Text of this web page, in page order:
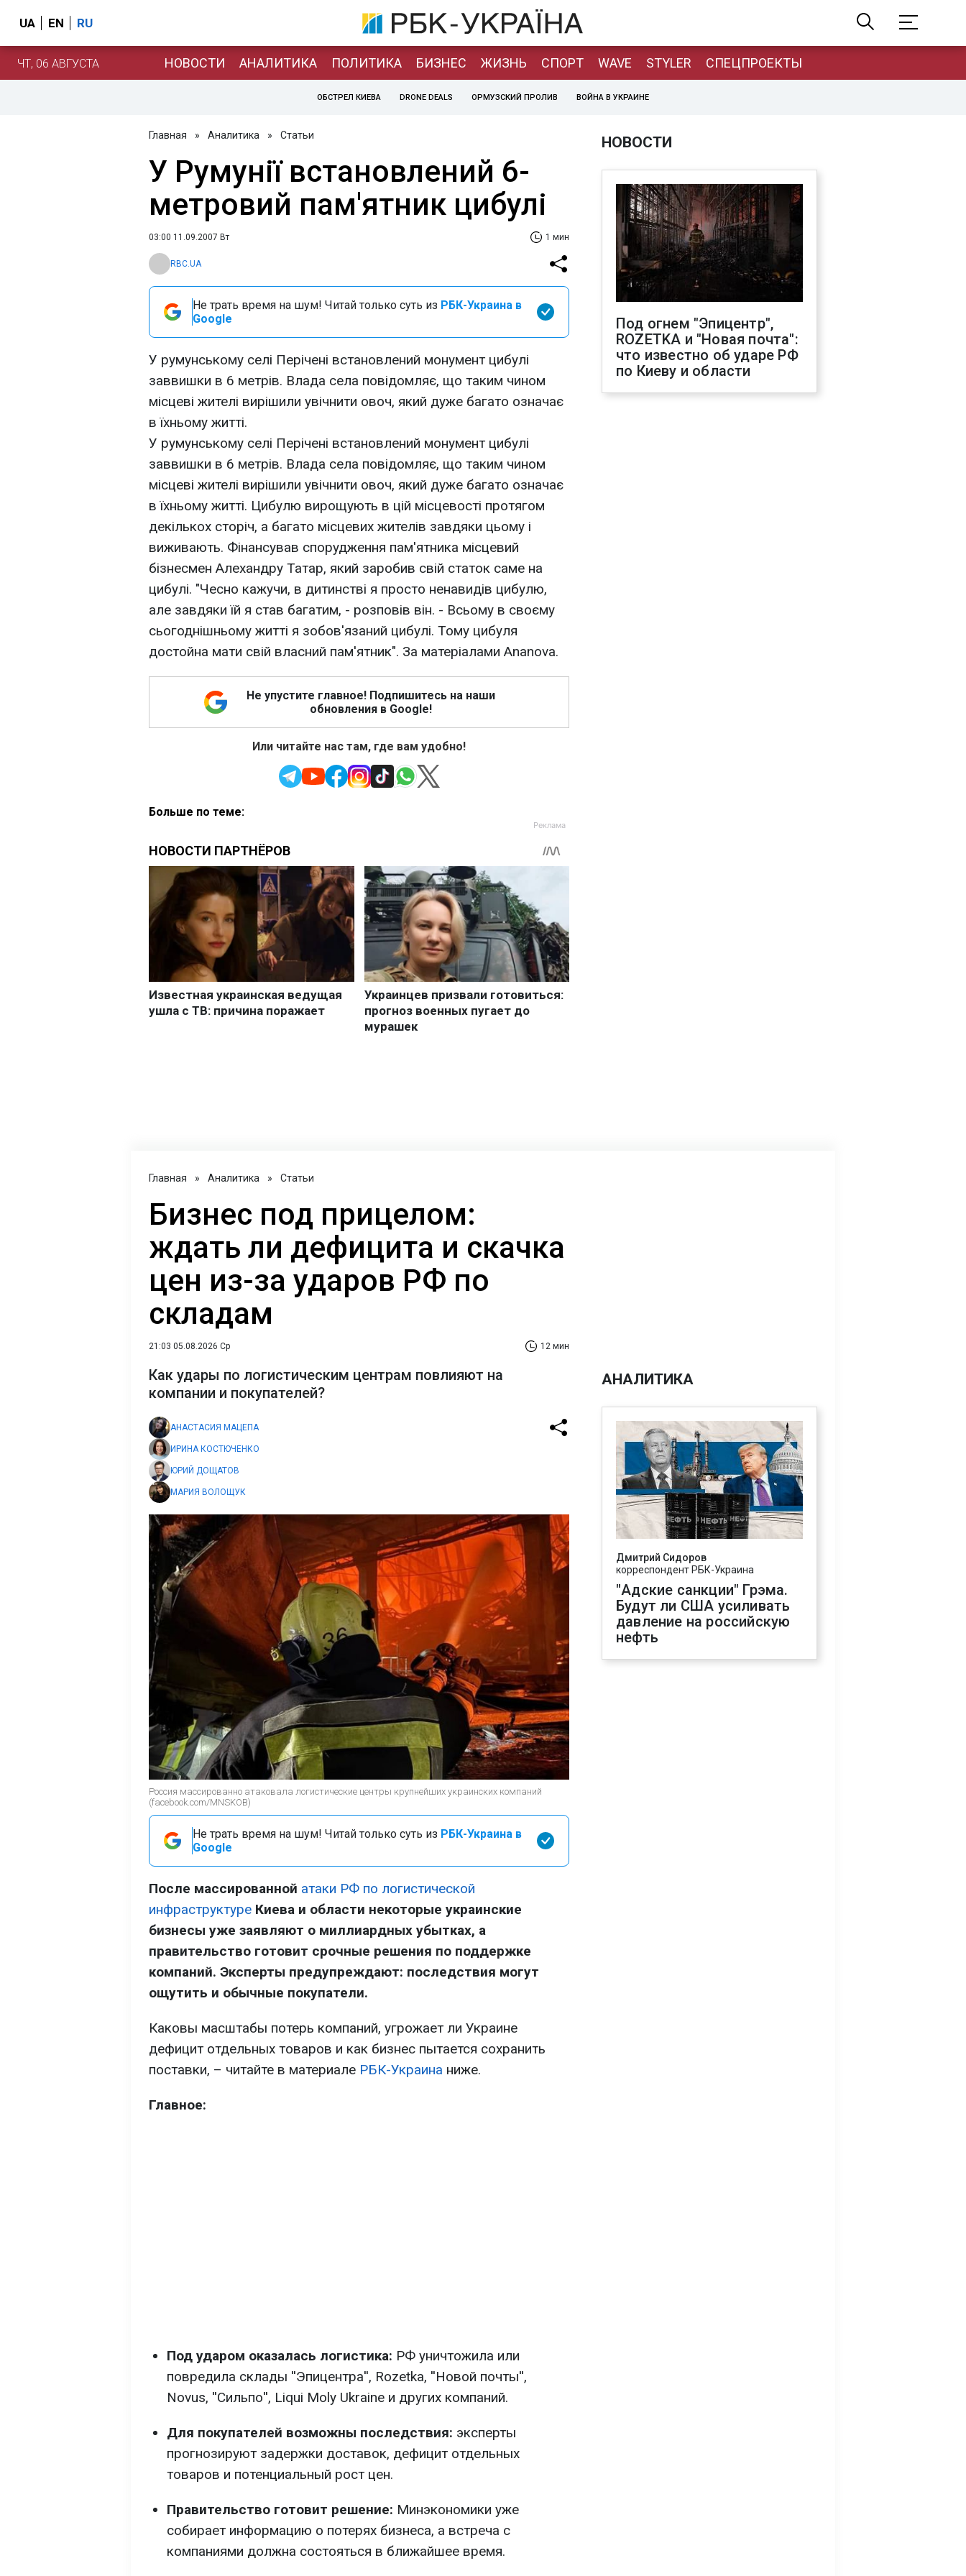
UA EN RU
ЧТ, 06 АВГУСТА НОВОСТИ АНАЛИТИКА ПОЛИТИКА БИЗНЕС ЖИЗНЬ СПОРТ WAVE STYLER СПЕЦПРОЕКТЫ
ОБСТРЕЛ КИЕВА DRONE DEALS ОРМУЗСКИЙ ПРОЛИВ ВОЙНА В УКРАИНЕ
Главная » Аналитика » Статьи
У Румунії встановлений 6-
метровий пам'ятник цибулі
03:00 11.09.2007 Вт 1 мин
RBC.UA
Не трать время на шум! Читай только суть из РБК-Украина в
Google
У румунському селі Перічені встановлений монумент цибулі
заввишки в 6 метрів. Влада села повідомляє, що таким чином
місцеві жителі вирішили увічнити овоч, який дуже багато означає
в їхньому житті.
У румунському селі Перічені встановлений монумент цибулі
заввишки в 6 метрів. Влада села повідомляє, що таким чином
місцеві жителі вирішили увічнити овоч, який дуже багато означає
в їхньому житті. Цибулю вирощують в цій місцевості протягом
декількох сторіч, а багато місцевих жителів завдяки цьому і
виживають. Фінансував спорудження пам'ятника місцевий
бізнесмен Алехандру Татар, який заробив свій статок саме на
цибулі. "Чесно кажучи, в дитинстві я просто ненавидів цибулю,
але завдяки їй я став багатим, - розповів він. - Всьому в своєму
сьогоднішньому житті я зобов'язаний цибулі. Тому цибуля
достойна мати свій власний пам'ятник". За матеріалами Ananova.
Не упустите главное! Подпишитесь на наши
обновления в Google!
Или читайте нас там, где вам удобно!
Больше по теме:
НОВОСТИ
Под огнем "Эпицентр",
ROZETKA и "Новая почта":
что известно об ударе РФ
по Киеву и области
Главная » Аналитика » Статьи
Бизнес под прицелом:
ждать ли дефицита и скачка
цен из-за ударов РФ по
складам
21:03 05.08.2026 Ср 12 мин
Как удары по логистическим центрам повлияют на
компании и покупателей?
АНАСТАСИЯ МАЦЕПА
ИРИНА КОСТЮЧЕНКО
ЮРИЙ ДОЩАТОВ
МАРИЯ ВОЛОЩУК
Россия массированно атаковала логистические центры крупнейших украинских компаний
(facebook.com/MNSKOB)
Не трать время на шум! Читай только суть из РБК-Украина в
Google
После массированной атаки РФ по логистической
инфраструктуре Киева и области некоторые украинские
бизнесы уже заявляют о миллиардных убытках, а
правительство готовит срочные решения по поддержке
компаний. Эксперты предупреждают: последствия могут
ощутить и обычные покупатели.
Каковы масштабы потерь компаний, угрожает ли Украине
дефицит отдельных товаров и как бизнес пытается сохранить
поставки, – читайте в материале РБК-Украина ниже.
Главное:
Под ударом оказалась логистика: РФ уничтожила или
повредила склады ''Эпицентра'', Rozetka, ''Новой почты'',
Novus, ''Сильпо'', Liqui Moly Ukraine и других компаний.
Для покупателей возможны последствия: эксперты
прогнозируют задержки доставок, дефицит отдельных
товаров и потенциальный рост цен.
Правительство готовит решение: Минэкономики уже
собирает информацию о потерях бизнеса, а встреча с
компаниями должна состояться в ближайшее время.
АНАЛИТИКА
Дмитрий Сидоров
корреспондент РБК-Украина
"Адские санкции" Грэма.
Будут ли США усиливать
давление на российскую
нефть